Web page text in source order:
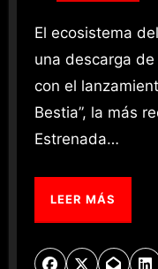
El ecosistema del metal venezolano recibe
una descarga
con el
Bestia”, la más
Estrenada…
LEER MÁS